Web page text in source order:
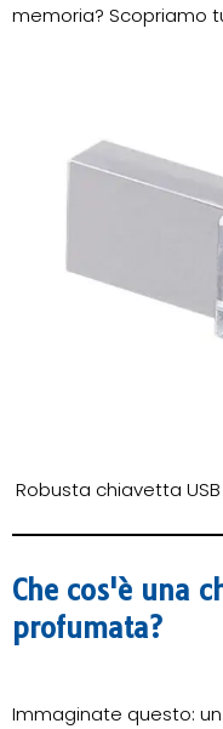
memoria? Scopriamo
Robusta chiavetta
Che cos'è una
profumata?
Immaginate questo: